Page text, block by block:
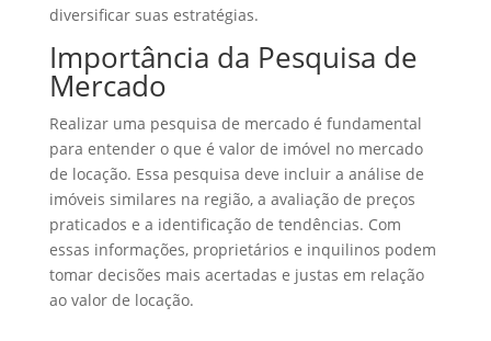
diversificar suas estratégias.
Importância da Pesquisa de
Mercado
Realizar uma pesquisa de mercado é fundamental
para entender o que é valor de imóvel no mercado
de locação. Essa pesquisa deve incluir a análise de
imóveis similares na região, a avaliação de preços
praticados e a identificação de tendências. Com
essas informações, proprietários e inquilinos podem
tomar decisões mais acertadas e justas em relação
ao valor de locação.